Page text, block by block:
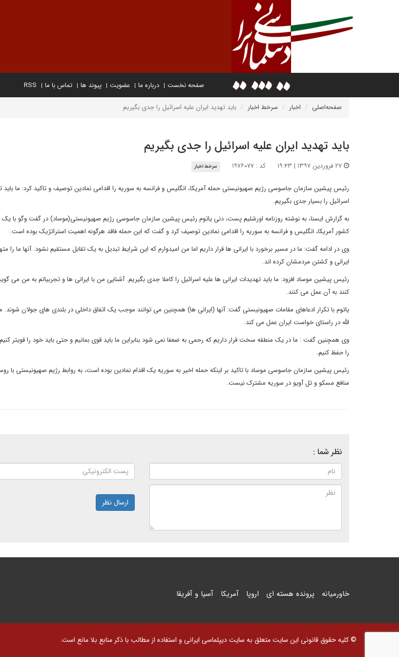
صفحه نخست درباره ما عضویت پیوند ها تماس با ما RSS
صفحه‌اصلی اخبار سرخط اخبار باید تهدید ایران علیه اسرائیل را جدی بگیریم
باید تهدید ایران علیه اسرائیل را جدی بگیریم
کد : ۱۹۷۶۰۷۷ سرخط اخبار
رئیس پیشین سازمان جاسوسی رژیم صهیونیستی حمله آمریکا، انگلیس و فرانسه به سوریه را اقدامی نمادین توصیف و تاکید کرد: ما باید
اسرائیل را بسیار جدی بگیریم.
به گزارش ایسنا، به نوشته روزنامه اورشلیم پست، دنی یاتوم رئیس پیشین سازمان جاسوسی رژیم صهیونیستی(موساد) در گفت وگو با
کشور آمریکا، انگلیس و فرانسه به سوریه را اقدامی نمادین توصیف کرد و گفت که این حمله فاقد هرگونه اهمیت استراتژیک بوده است.
وی در ادامه گفت: ما در مسیر برخورد با ایرانی ها قرار داریم اما من امیدوارم که این شرایط تبدیل به یک تقابل مستقیم نشود. آنها ما را
ایرانی و کشتن مردمشان کرده اند.
رئیس پیشین موساد افزود: ما باید تهدیدات ایرانی ها علیه اسرائیل را کاملا جدی بگیریم. آشنایی من با ایرانی ها و تجربیاتم به من می
کنند به آن عمل می کنند.
یاتوم با تکرار ادعاهای مقامات صهیونیستی گفت: آنها (ایرانی ها) همچنین می توانند موجب یک اتفاق داخلی در بلندی های جولان شوند.
الله در راستای خواست ایران عمل می کند.
وی همچنین گفت : ما در یک منطقه سخت قرار داریم که رحمی به ضعفا نمی شود بنابراین ما باید قوی بمانیم و حتی باید خود را قویتر کنیم
را حفظ کنیم.
رئیس پیشین سازمان جاسوسی موساد با تاکید بر اینکه حمله اخیر به سوریه یک اقدام نمادین بوده است، به روابط رژیم صهیونیستی با
منافع مسکو و تل آویو در سوریه مشترک نیست.
نظر شما :
ارسال نظر
خاورمیانه پرونده هسته ای اروپا آمریکا آسیا و آفریقا
© کلیه حقوق قانونی این سایت متعلق به سایت دیپلماسی ایرانی و استفاده از مطالب با ذکر منابع بلا مانع است.